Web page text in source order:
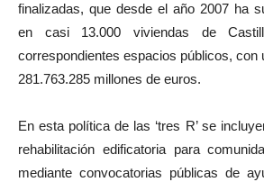
finalizadas, que desde el año 2007 ha
en casi 13.000 viviendas de
correspondientes espacios públicos, con
281.763.285 millones de euros.
En esta política de las ‘tres R’ se
rehabilitación edificatoria para
mediante convocatorias públicas de